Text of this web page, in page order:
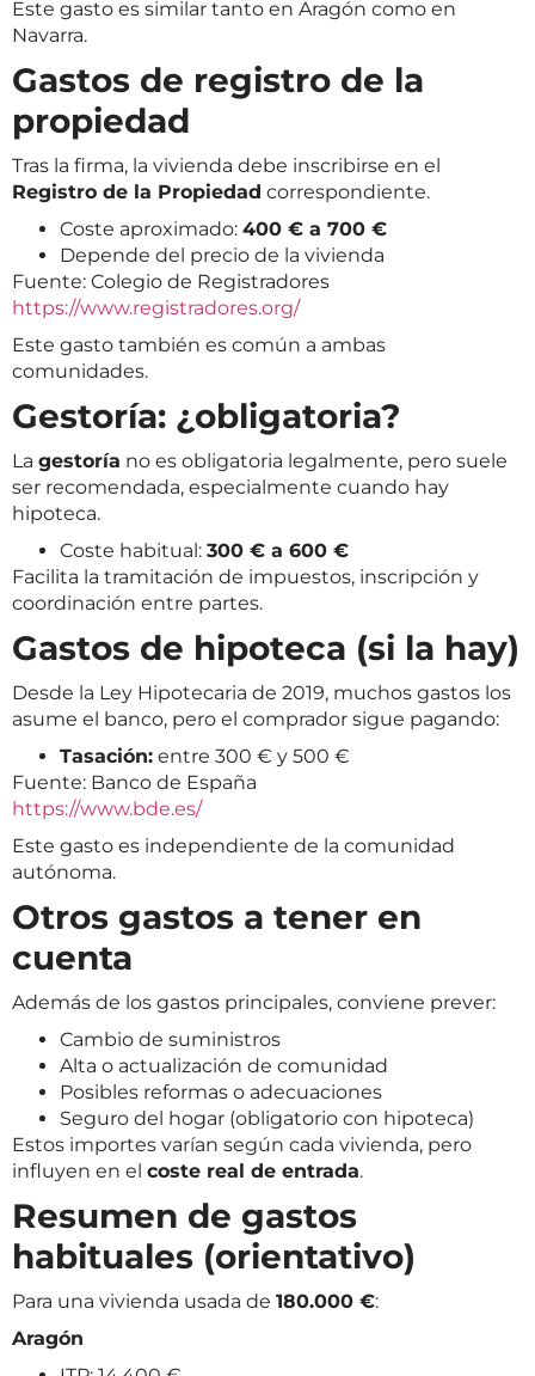
Este gasto es similar tanto en Aragón como en
Navarra.
Gastos de registro de la
propiedad
Tras la firma, la vivienda debe inscribirse en el
Registro de la Propiedad correspondiente.
Coste aproximado: 400 € a 700 €
Depende del precio de la vivienda
Fuente: Colegio de Registradores
https://www.registradores.org/
Este gasto también es común a ambas
comunidades.
Gestoría: ¿obligatoria?
La gestoría no es obligatoria legalmente, pero suele
ser recomendada, especialmente cuando hay
hipoteca.
Coste habitual: 300 € a 600 €
Facilita la tramitación de impuestos, inscripción y
coordinación entre partes.
Gastos de hipoteca (si la hay)
Desde la Ley Hipotecaria de 2019, muchos gastos los
asume el banco, pero el comprador sigue pagando:
Tasación: entre 300 € y 500 €
Fuente: Banco de España
https://www.bde.es/
Este gasto es independiente de la comunidad
autónoma.
Otros gastos a tener en
cuenta
Además de los gastos principales, conviene prever:
Cambio de suministros
Alta o actualización de comunidad
Posibles reformas o adecuaciones
Seguro del hogar (obligatorio con hipoteca)
Estos importes varían según cada vivienda, pero
influyen en el coste real de entrada.
Resumen de gastos
habituales (orientativo)
Para una vivienda usada de 180.000 €:
Aragón